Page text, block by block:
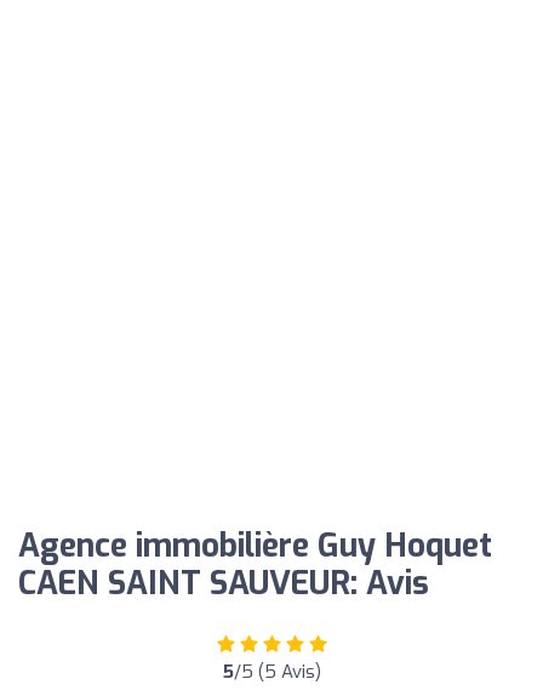
Agence immobilière Guy Hoquet
CAEN SAINT SAUVEUR: Avis
5/5 (5 Avis)